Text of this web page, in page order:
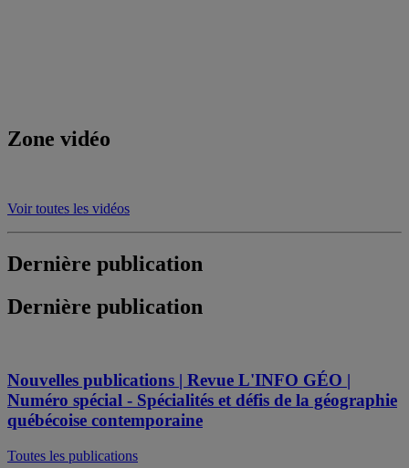
Zone vidéo
Voir toutes les vidéos
Dernière publication
Dernière publication
Nouvelles publications | Revue L'INFO GÉO |
Numéro spécial - Spécialités et défis de la géographie
québécoise contemporaine
Toutes les publications